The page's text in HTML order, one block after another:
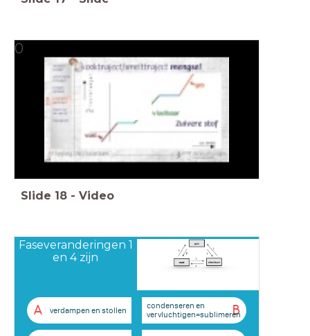
0
Slide 18 - Video
Faseveranderingen 1
en 4 zijn
A verdampen en stollen B
condenseren en
vervluchtigen=sublimeren